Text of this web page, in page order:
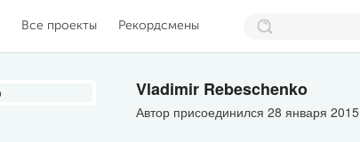
Все проекты Рекордсмены
Vladimir Rebeschenko
Автор присоединился 28 января 2015